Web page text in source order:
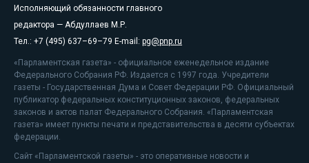
Исполняющий обязанности главного
редактора — Абдуллаев М.Р.
Тел.: +7 (495) 637–69–79 E-mail: pg@pnp.ru
«Парламентская газета» - официальное еженедельное издание
Федерального Собрания РФ. Издается с 1997 года. Учредители
газеты - Государственная Дума и Совет Федерации РФ. Официальный
публикатор федеральных конституционных законов, федеральных
законов и актов палат Федерального Собрания. «Парламентская
газета» имеет пункты печати и представительства в десяти субъектах
федерации.
Сайт «Парламентской газеты» - это оперативные новости и